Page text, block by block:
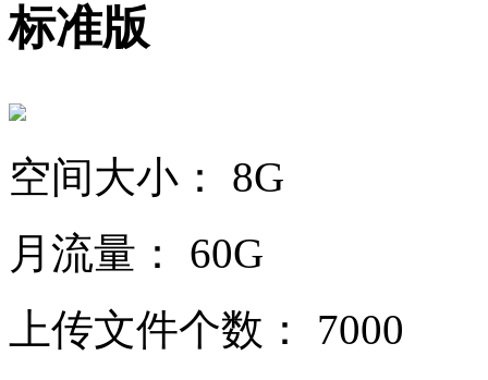
标准版
空间大小：
8G
月流量：
60G
上传文件个数：
7000